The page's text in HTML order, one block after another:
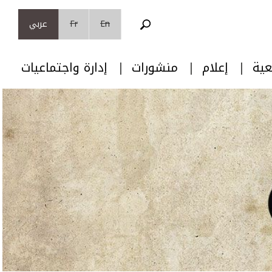
En
Fr عربي
إعلام منشورات إدارة واجتماعيات